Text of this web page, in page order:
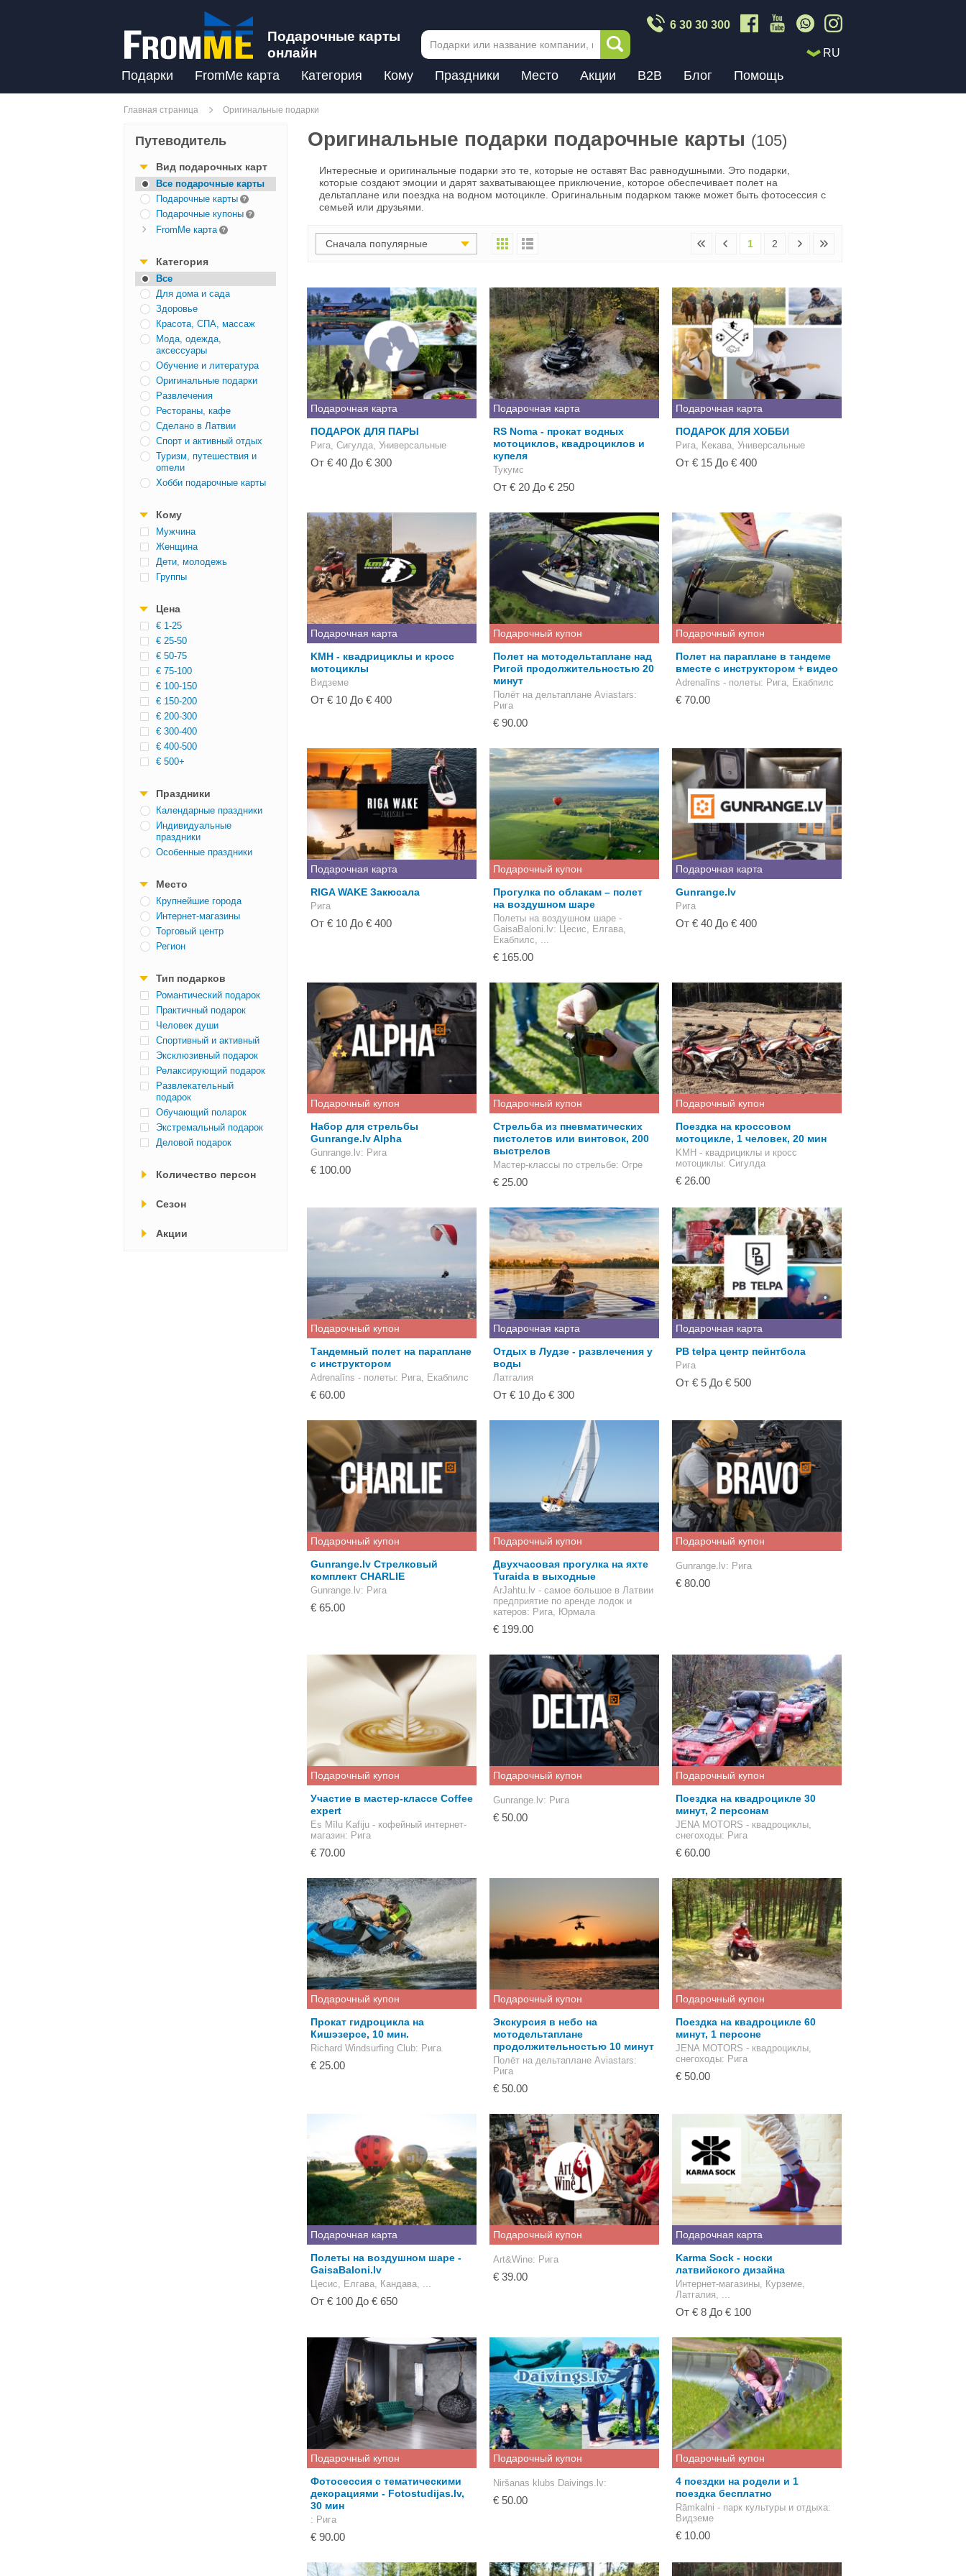
Подарочные карты
онлайн
6 30 30 300
RU
Подарки FromMe карта Категория Кому Праздники Место Акции B2B Блог Помощь
Главная страница Оригинальные подарки
Путеводитель
Вид подарочных карт
Все подарочные карты
Подарочные карты
Подарочные купоны
FromMe карта
Категория
Все
Для дома и сада
Здоровье
Красота, СПА, массаж
Мода, одежда,
аксессуары
Обучение и литература
Оригинальные подарки
Развлечения
Рестораны, кафе
Сделано в Латвии
Спорт и активный отдых
Туризм, путешествия и
оmели
Хобби подарочные карты
Кому
Mужчина
Женщина
Дети, молодежь
Группы
Цена
€ 1-25
€ 25-50
€ 50-75
€ 75-100
€ 100-150
€ 150-200
€ 200-300
€ 300-400
€ 400-500
€ 500+
Праздники
Календарные праздники
Индивидуальные
праздники
Особенные праздники
Место
Крупнейшие города
Интернет-магазины
Торговый центр
Регион
Тип подарков
Романтический подарок
Практичный подарок
Человек души
Спортивный и активный
Эксклюзивный подарок
Релаксирующий подарок
Развлекательный
подарок
Обучающий поларок
Экстремальный подарок
Деловой подарок
Количество персон
Cезон
Акции
Оригинальные подарки подарочные карты (105)
Интересные и оригинальные подарки это те, которые не оставят Вас равнодушными. Это подарки,
которые создают эмоции и дарят захватывающее приключение, которое обеспечивает полет на
дельтаплане или поездка на водном мотоцикле. Оригинальным подарком также может быть фотосессия с
семьей или друзьями.
Сначала популярные 1 2
Подарочная карта
ПОДАРОК ДЛЯ ПАРЫ
Рига, Сигулда, Универсальные
От € 40 До € 300
Подарочная карта
RS Noma - прокат водных
мотоциклов, квадроциклов и
купеля
Тукумс
От € 20 До € 250
Подарочная карта
ПОДАРОК ДЛЯ ХОББИ
Рига, Кекава, Универсальные
От € 15 До € 400
Подарочная карта
KMH - квадрициклы и кросс
мотоциклы
Видземе
От € 10 До € 400
Подарочный купон
Полет на мотодельтаплане над
Ригой продолжительностью 20
минут
Полёт на дельтаплане Aviastars:
Рига
€ 90.00
Подарочный купон
Полет на параплане в тандеме
вместе с инструктором + видео
Adrenalīns - полеты: Рига, Екабпилс
€ 70.00
Подарочная карта
RIGA WAKE Закюсала
Рига
От € 10 До € 400
Подарочный купон
Прогулка по облакам – полет
на воздушном шаре
Полеты на воздушном шаре -
GaisaBaloni.lv: Цесис, Елгава,
Екабпилс, ...
€ 165.00
Подарочная карта
Gunrange.lv
Рига
От € 40 До € 400
Подарочный купон
Набор для стрельбы
Gunrange.lv Alpha
Gunrange.lv: Рига
€ 100.00
Подарочный купон
Стрельба из пневматических
пистолетов или винтовок, 200
выстрелов
Мастер-классы по стрельбе: Огре
€ 25.00
Подарочный купон
Поездка на кроссовом
мотоцикле, 1 человек, 20 мин
KMH - квадрициклы и кросс
мотоциклы: Сигулда
€ 26.00
Подарочный купон
Тандемный полет на параплане
с инструктором
Adrenalīns - полеты: Рига, Екабпилс
€ 60.00
Подарочная карта
Отдых в Лудзе - развлечения у
воды
Латгалия
От € 10 До € 300
Подарочная карта
PB telpa центр пейнтбола
Рига
От € 5 До € 500
Подарочный купон
Gunrange.lv Стрелковый
комплект CHARLIE
Gunrange.lv: Рига
€ 65.00
Подарочный купон
Двухчасовая прогулка на яхте
Turaida в выходные
ArJahtu.lv - самое большое в Латвии
предприятие по аренде лодок и
катеров: Рига, Юрмала
€ 199.00
Подарочный купон
Gunrange.lv: Рига
€ 80.00
Подарочный купон
Участие в мастер-классе Coffee
expert
Es Mīlu Kafiju - кофейный интернет-
магазин: Рига
€ 70.00
Подарочный купон
Gunrange.lv: Рига
€ 50.00
Подарочный купон
Поездка на квадроцикле 30
минут, 2 персонам
JENA MOTORS - квадроциклы,
снегоходы: Рига
€ 60.00
Подарочный купон
Прокат гидроциклa на
Кишэзерсе, 10 мин.
Richard Windsurfing Club: Рига
€ 25.00
Подарочный купон
Экскурсия в небо на
мотодельтаплане
продолжительностью 10 минут
Полёт на дельтаплане Aviastars:
Рига
€ 50.00
Подарочный купон
Поездка на квадроцикле 60
минут, 1 персоне
JENA MOTORS - квадроциклы,
снегоходы: Рига
€ 50.00
Подарочная карта
Полеты на воздушном шаре -
GaisaBaloni.lv
Цесис, Елгава, Кандавa, ...
От € 100 До € 650
Подарочный купон
Art&Wine: Рига
€ 39.00
Подарочная карта
Karma Sock - носки
латвийского дизайна
Интернет-магазины, Курземе,
Латгалия, ...
От € 8 До € 100
Подарочный купон
Фотосессия с тематическими
декорациями - Fotostudijas.lv,
30 мин
: Рига
€ 90.00
Подарочный купон
Niršanas klubs Daivings.lv:
€ 50.00
Подарочный купон
4 поездки на родели и 1
поездка бесплатно
Rāmkalni - парк культуры и отдыха:
Видземе
€ 10.00